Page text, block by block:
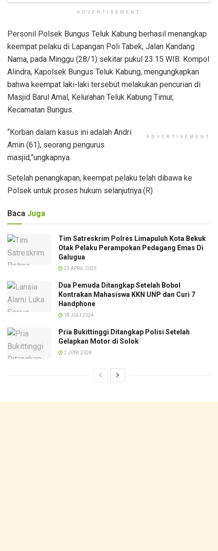
ADVERTISEMENT
Personil Polsek Bungus Teluk Kabung berhasil menangkap
keempat pelaku di Lapangan Poli Tabek, Jalan Kandang
Nama, pada Minggu (28/1) sekitar pukul 23.15 WIB. Kompol
Alindra, Kapolsek Bungus Teluk Kabung, mengungkapkan
bahwa keempat laki-laki tersebut melakukan pencurian di
Masjid Barul Amal, Kelurahan Teluk Kabung Timur,
Kecamatan Bungus.
ADVERTISEMENT
“Korban dalam kasus ini adalah Andri
Amin (61), seorang pengurus
masjid,”ungkapnya.
Setelah penangkapan, keempat pelaku telah dibawa ke
Polsek untuk proses hukum selanjutnya.(R)
Baca Juga
Tim Satreskrim Polres Limapuluh Kota Bekuk
Otak Pelaku Perampokan Pedagang Emas Di
Galugua
23 APRIL 2025
Dua Pemuda Ditangkap Setelah Bobol
Kontrakan Mahasiswa KKN UNP dan Curi 7
Handphone
18 JULI 2024
Pria Bukittinggi Ditangkap Polisi Setelah
Gelapkan Motor di Solok
2 JUNI 2024